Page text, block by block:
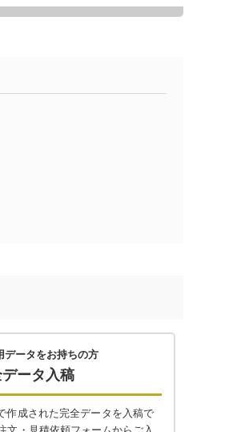
データをお持ちの方
ータ入稿
作成された完全データを入稿で